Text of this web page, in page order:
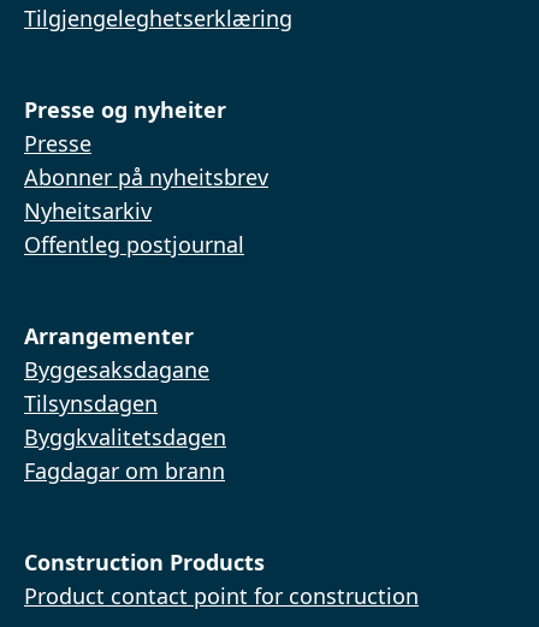
Tilgjengeleghetserklæring
Presse og nyheiter
Presse
Abonner på nyheitsbrev
Nyheitsarkiv
Offentleg postjournal
Arrangementer
Byggesaksdagane
Tilsynsdagen
Byggkvalitetsdagen
Fagdagar om brann
Construction Products
Product contact point for construction